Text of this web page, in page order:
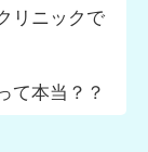
リニックで
て本当？？